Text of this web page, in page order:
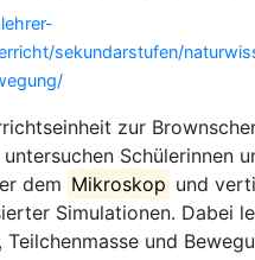
sekundarstufen/
zur
untersuchen Schülerinnen
dem Mikroskop und
Simulationen. Dabei
Teilchenmasse und